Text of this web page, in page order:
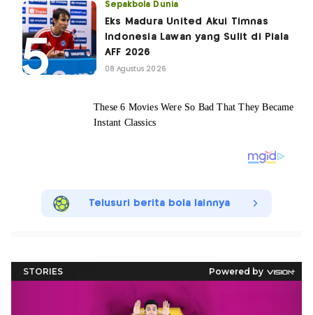
Sepakbola Dunia
Eks Madura United Akui Timnas
Indonesia Lawan yang Sulit di Piala
AFF 2026
08 Agustus 2026
Telusuri berita bola lainnya